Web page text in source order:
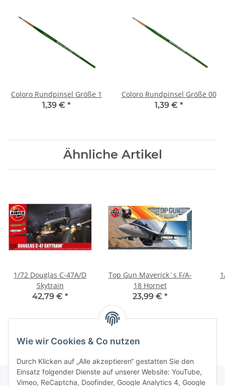
Coloro Rundpinsel Größe 1
1,39 € *
Coloro Rundpinsel Größe 00
1,39 € *
Ähnliche Artikel
1/72 Douglas C-47A/D
Skytrain
42,79 € *
Top Gun Maverick´s F/A-
18 Hornet
23,99 € *
Wie wir Cookies & Co nutzen
Durch Klicken auf „Alle akzeptieren“ gestatten Sie den
Einsatz folgender Dienste auf unserer Website: YouTube,
Vimeo, ReCaptcha, Doofinder, Google Analytics 4, Google